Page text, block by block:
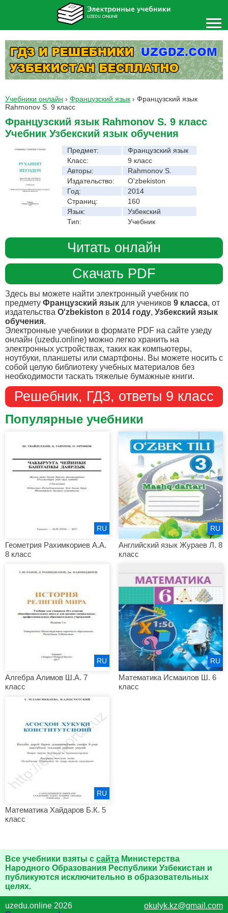
Учебники онлайн › Французский язык › Французский язык
Rahmonov S. 9 класс
Французский язык Rahmonov S. 9 класс
Учебник Узбекский язык обучения
Предмет:
Французский язык
Класс:
9 класс
Авторы:
Rahmonov S.
Издательство:
O'zbekiston
Год:
2014
Страниц:
160
Язык:
Узбекский
Тип:
Учебник
Читать онлайн
Скачать PDF
Здесь вы можете найти электронный учебник по
предмету Французский язык для учеников 9 класса, от
издательства O'zbekiston в 2014 году, Узбекский язык
обучения.
Электронные учебники в формате PDF на сайте узеду
онлайн (uzedu.online) можно легко хранить на
электронных устройствах, таких как компьютеры,
ноутбуки, планшеты или смартфоны. Вы можете носить с
собой целую библиотеку учебных материалов без
необходимости таскать тяжелые бумажные книги.
Решебник, ГДЗ, ответы 9 класс
Популярные учебники
Геометрия Рахимкориев А.А.
8 класс
RU
Английский язык Жураев Л. 8
класс
RU
Алгебра Алимов Ш.А. 7
класс
RU
Математика Исмаилов Ш. 6
класс
RU
Математика Хайдаров Б.К. 5
класс
RU
Все учебники взяты с сайта Министерства
Народного Образования Республики Узбекистан и
публикуются исключительно в образовательных
целях.
uzedu.online 2026
okulyk.kz@gmail.com